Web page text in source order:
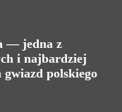
— jedna z
i najbardziej
polskiego